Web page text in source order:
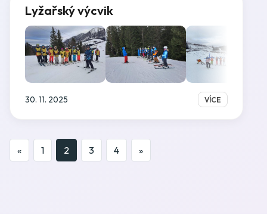
Lyžařský výcvik
30. 11. 2025 VÍCE
« 1 2 3 4 »